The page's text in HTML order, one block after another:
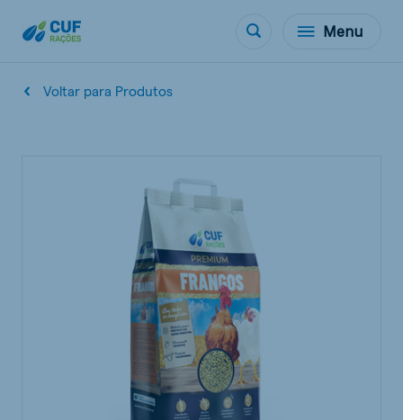
Menu
Voltar para Produtos